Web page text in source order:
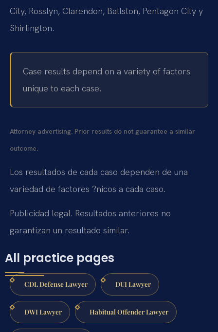
City, Rosslyn, Clarendon, Ballston, Pentagon City y
Shirlington.
Case results depend on a variety of factors
unique to each case.
Attorney advertising. Prior results do not guarantee a similar
outcome.
Los resultados de cada caso dependen de una
variedad de factores ?nicos a cada caso.
Publicidad legal. Resultados anteriores no
garantizan un resultado similar.
All practice pages
CDL Defense Lawyer DUI Lawyer
DWI Lawyer Habitual Offender Lawyer